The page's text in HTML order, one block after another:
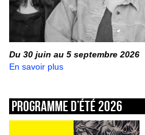
Du 30 juin au 5 septembre 2026
En savoir plus
Programme d’été 2026